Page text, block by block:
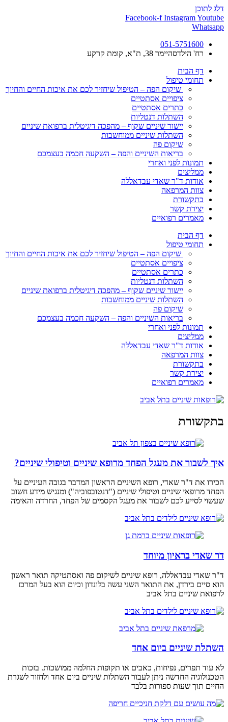
דלג לתוכן
Facebook-f InstagramYoutube
Whatsapp
051-5751600
רח' הילדסהיימר 38, ת"א, קומת קרקע
דף הבית
תחומי טיפול
שיקום הפה – הטיפול שיחזיר לכם את איכות החיים והחיוך
ציפויים אסתטיים
כתרים אסתטיים
השתלות דנטליות
יישור שיניים שקוף – מהפכה דיגיטלית ברפואת שיניים
השתלות שיניים ממוחשבות
שיקום פה
בריאות השיניים והפה – השקעה חכמה בעצמכם
תמונות לפני ואחרי
ממליצים
אודות ד"ר שאדי עבדאללה
צוות המרפאה
בתקשורת
יצירת קשר
מאמרים רפואיים
דף הבית
תחומי טיפול
שיקום הפה – הטיפול שיחזיר לכם את איכות החיים והחיוך
ציפויים אסתטיים
כתרים אסתטיים
השתלות דנטליות
יישור שיניים שקוף – מהפכה דיגיטלית ברפואת שיניים
השתלות שיניים ממוחשבות
שיקום פה
בריאות השיניים והפה – השקעה חכמה בעצמכם
תמונות לפני ואחרי
ממליצים
אודות ד"ר שאדי עבדאללה
צוות המרפאה
בתקשורת
יצירת קשר
מאמרים רפואיים
בתקשורת
איך לשבור את מעגל הפחד מרופא שיניים וטיפולי שיניים?
הכירו את ד"ר שאדי, רופא השיניים הראשון המדבר בגובה העיניים על
הפחד מרופאי שיניים וטיפולי שיניים ("דנטובפוביה") ומנגיש מידע חשוב
שעשוי לסייע לכם לשבור את מעגל הקסמים של הפחד, החרדה והאימה
דר שאדי בראיון מיוחד
ד"ר שאדי עבדאללה, רופא שיניים לשיקום פה ואסתטיקה תואר ראשון
הוא סיים בירדן, את התואר השני עשה בלונדון וכיום הוא בעל המרכז
לרפואת שיניים בתל אביב
השתלת שיניים ביום אחד
לא עוד תפרים, נפיחות, כאבים או תקופות החלמה ממושכות. בזכות
הטכנולוגיה החדשה ניתן לעבור השתלות שיניים ביום אחד ולחזור לשגרת
החיים תוך שעות ספורות בלבד